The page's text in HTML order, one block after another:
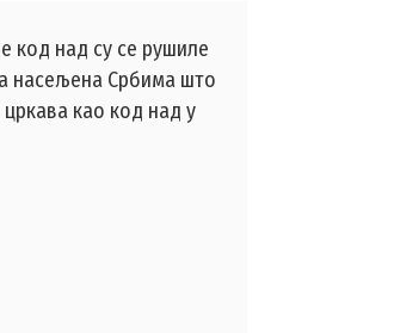
код над су се рушиле
насељена Србима што
као код над у